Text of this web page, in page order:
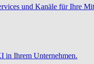
und Kanäle für Ihre
in Ihrem Unternehmen.